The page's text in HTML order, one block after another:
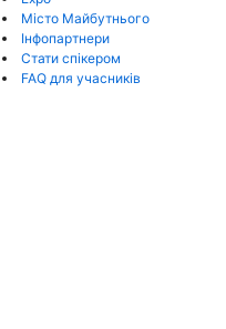
Місто Майбутнього
Інфопартнери
Стати спікером
FAQ для учасників